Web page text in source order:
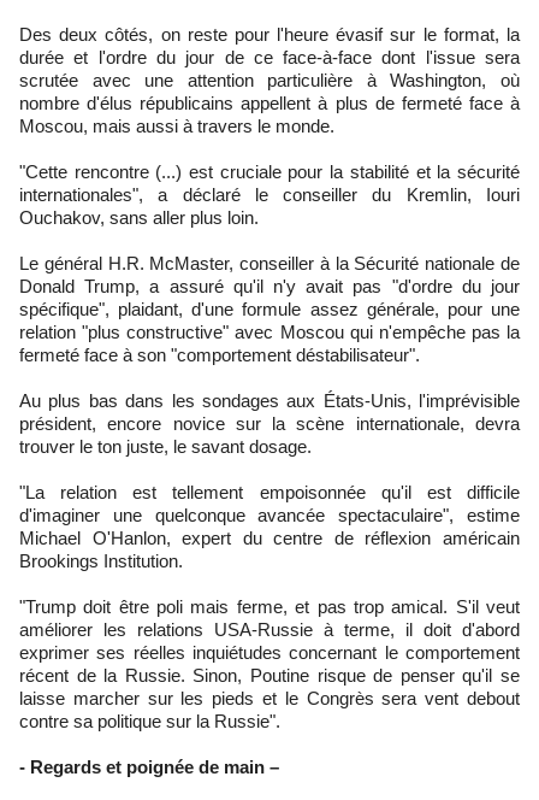
Des deux côtés, on reste pour l'heure évasif sur le format, la
durée et l'ordre du jour de ce face-à-face dont l'issue sera
scrutée avec une attention particulière à Washington, où
nombre d'élus républicains appellent à plus de fermeté face à
Moscou, mais aussi à travers le monde.
"Cette rencontre (...) est cruciale pour la stabilité et la sécurité
internationales", a déclaré le conseiller du Kremlin, Iouri
Ouchakov, sans aller plus loin.
Le général H.R. McMaster, conseiller à la Sécurité nationale de
Donald Trump, a assuré qu'il n'y avait pas "d'ordre du jour
spécifique", plaidant, d'une formule assez générale, pour une
relation "plus constructive" avec Moscou qui n'empêche pas la
fermeté face à son "comportement déstabilisateur".
Au plus bas dans les sondages aux États-Unis, l'imprévisible
président, encore novice sur la scène internationale, devra
trouver le ton juste, le savant dosage.
"La relation est tellement empoisonnée qu'il est difficile
d'imaginer une quelconque avancée spectaculaire", estime
Michael O'Hanlon, expert du centre de réflexion américain
Brookings Institution.
"Trump doit être poli mais ferme, et pas trop amical. S'il veut
améliorer les relations USA-Russie à terme, il doit d'abord
exprimer ses réelles inquiétudes concernant le comportement
récent de la Russie. Sinon, Poutine risque de penser qu'il se
laisse marcher sur les pieds et le Congrès sera vent debout
contre sa politique sur la Russie".
- Regards et poignée de main –